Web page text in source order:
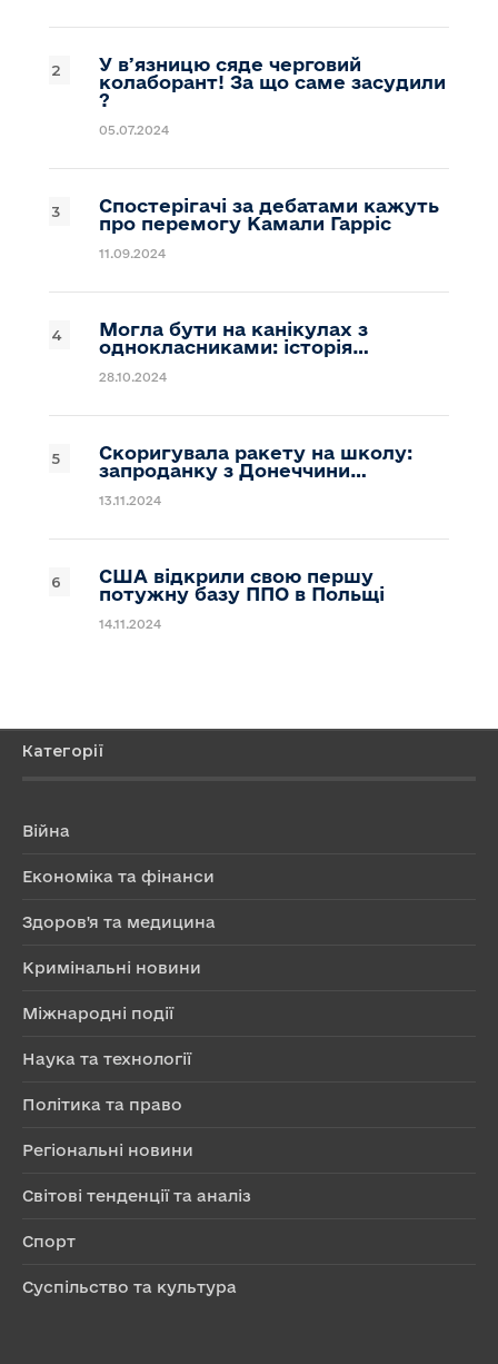
У вʼязницю сяде черговий
колаборант! За що саме засудили
?
05.07.2024
Спостерігачі за дебатами кажуть
про перемогу Камали Гарріс
11.09.2024
Могла бути на канікулах з
однокласниками: історія…
28.10.2024
Скоригувала ракету на школу:
запроданку з Донеччини…
13.11.2024
США відкрили свою першу
потужну базу ППО в Польщі
14.11.2024
Категорії
Війна
Економіка та фінанси
Здоров'я та медицина
Кримінальні новини
Міжнародні події
Наука та технології
Політика та право
Регіональні новини
Світові тенденції та аналіз
Спорт
Суспільство та культура